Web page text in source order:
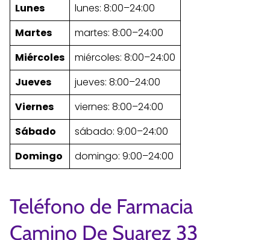
Lunes
lunes: 8:00–24:00
Martes
martes: 8:00–24:00
Miércoles
miércoles: 8:00–24:00
Jueves
jueves: 8:00–24:00
Viernes
viernes: 8:00–24:00
Sábado
sábado: 9:00–24:00
Domingo
domingo: 9:00–24:00
Teléfono de Farmacia
Camino De Suarez 33